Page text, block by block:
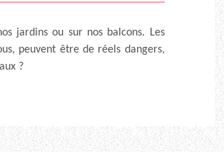
jardins ou sur nos balcons.
Les
peuvent être de réels dangers,
?